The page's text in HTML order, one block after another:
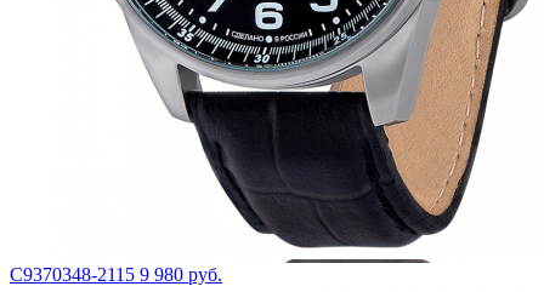
С9370348-2115 9 980 руб.